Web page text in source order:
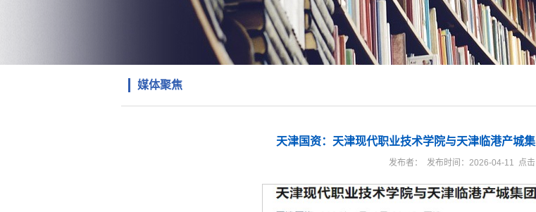
媒体聚焦
天津国资：天津现代职业技术学院与天津临港产城
发布者： 发布时间：2026-04-11 点击